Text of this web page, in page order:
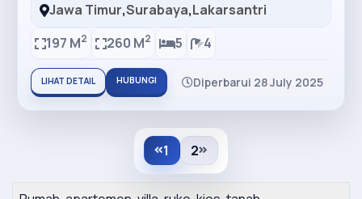
Jawa Timur,Surabaya,Lakarsantri
197 M2 260 M2 5 4
LIHAT DETAIL HUBUNGI Diperbarui 28 July 2025
1 2